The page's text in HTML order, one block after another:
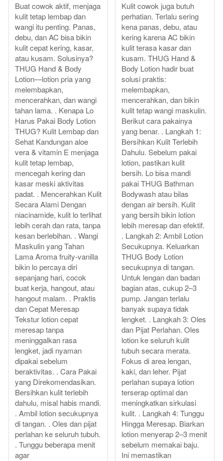
Buat cowok aktif, menjaga
kulit tetap lembap dan
wangi itu penting. Panas,
debu, dan AC bisa bikin
kulit cepat kering, kasar,
atau kusam. Solusinya?
THUG Hand & Body
Lotion—lotion pria yang
melembapkan,
mencerahkan, dan wangi
tahan lama. . Kenapa Lo
Harus Pakai Body Lotion
THUG? Kulit Lembap dan
Sehat Kandungan aloe
vera & vitamin E menjaga
kulit tetap lembap,
mencegah kering dan
kasar meski aktivitas
padat. . Mencerahkan Kulit
Secara Alami Dengan
niacinamide, kulit lo terlihat
lebih cerah dan rata, tanpa
kesan berlebihan. . Wangi
Maskulin yang Tahan
Lama Aroma fruity-vanilla
bikin lo percaya diri
sepanjang hari, cocok
buat kerja, hangout, atau
hangout malam. . Praktis
dan Cepat Meresap
Tekstur lotion cepat
meresap tanpa
meninggalkan rasa
lengket, jadi nyaman
dipakai sebelum
beraktivitas. . Cara Pakai
yang Direkomendasikan.
Bersihkan kulit terlebih
dahulu, misal habis mandi.
. Ambil lotion secukupnya
di tangan. . Oles dan pijat
perlahan ke seluruh tubuh.
. Tunggu beberapa menit
agar
Kulit cowok juga butuh
perhatian. Terlalu sering
kena panas, debu, atau
kering karena AC bikin
kulit terasa kasar dan
kusam. THUG Hand &
Body Lotion hadir buat
solusi praktis:
melembapkan,
mencerahkan, dan bikin
kulit tetap wangi maskulin.
Berikut cara pakainya
yang benar. . Langkah 1:
Bersihkan Kulit Terlebih
Dahulu. Sebelum pakai
lotion, pastikan kulit
bersih. Lo bisa mandi
pakai THUG Bathman
Bodywash atau bilas
dengan air bersih. Kulit
yang bersih bikin lotion
lebih meresap dan efektif.
. Langkah 2: Ambil Lotion
Secukupnya. Keluarkan
THUG Body Lotion
secukupnya di tangan.
Untuk lengan dan badan
bagian atas, cukup 2–3
pump. Jangan terlalu
banyak supaya tidak
lengket. . Langkah 3: Oles
dan Pijat Perlahan. Oles
lotion ke seluruh kulit
tubuh secara merata.
Fokus di area lengan,
kaki, dan leher. Pijat
perlahan supaya lotion
terserap optimal dan
meningkatkan sirkulasi
kulit. . Langkah 4: Tunggu
Hingga Meresap. Biarkan
lotion menyerap 2–3 menit
sebelum memakai baju.
Ini memastikan